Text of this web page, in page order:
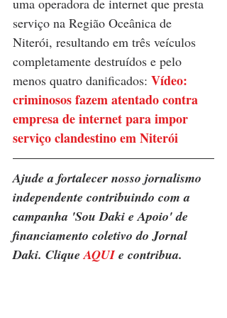
serviço na Região Oceânica de
Niterói, resultando em três veículos
completamente destruídos e pelo
menos quatro danificados: Vídeo:
criminosos fazem atentado contra
empresa de internet para impor
serviço clandestino em Niterói
Ajude a fortalecer nosso jornalismo
independente contribuindo com a
campanha 'Sou Daki e Apoio' de
financiamento coletivo do Jornal
Daki. Clique AQUI e contribua.